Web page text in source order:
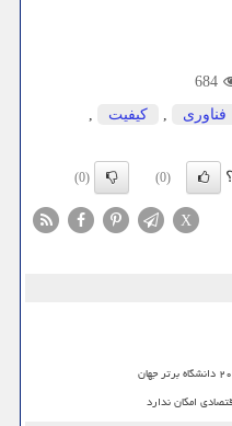
684
فناوری , كیفیت
,
(0)
(0)
X
امکان ندارد